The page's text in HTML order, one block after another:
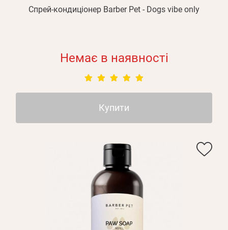
Спрей-кондиціонер Barber Pet - Dogs vibe only
Немає в наявності
Купити